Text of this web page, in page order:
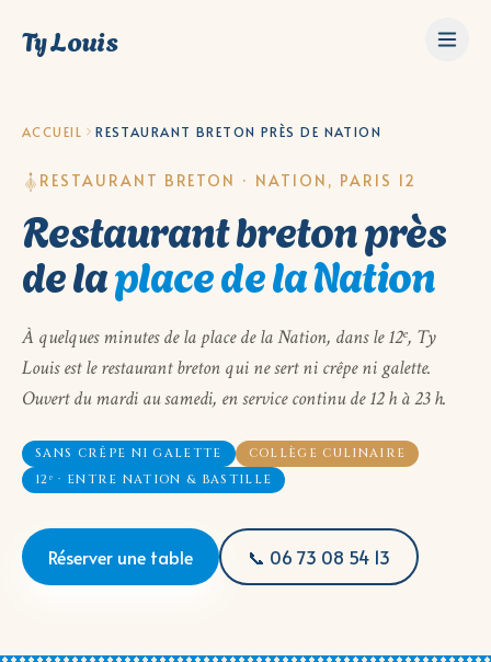
Ty Louis
ACCUEIL RESTAURANT BRETON PRÈS DE NATION
RESTAURANT BRETON · NATION, PARIS 12
Restaurant breton près
de laplace de la Nation
À quelques minutes de la place de la Nation, dans le 12ᵉ, Ty
Louis est le restaurant breton qui ne sert ni crêpe ni galette.
Ouvert du mardi au samedi, en service continu de 12 h à 23 h.
SANS CRÊPE NI GALETTE
COLLÈGE CULINAIRE
12ᵉ · ENTRE NATION & BASTILLE
Réserver une table 📞 06 73 08 54 13